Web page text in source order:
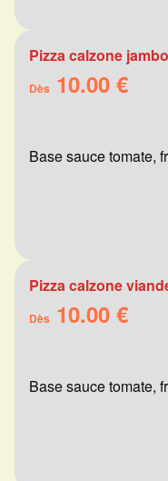
Pizza calzone
Dès 10.00 €
Base sauce tomate,
Pizza calzone
Dès 10.00 €
Base sauce tomate,